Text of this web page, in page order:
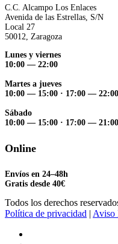
C.C. Alcampo Los Enlaces
Avenida de las Estrellas, S/N
Local 27
50012, Zaragoza
Lunes y viernes
10:00 — 22:00
Martes a jueves
10:00 — 15:00 · 17:00 — 22:00
Sábado
10:00 — 15:00 · 17:00 — 21:00
Online
Envíos en 24–48h
Gratis desde 40€
Todos los derechos
Política de privacidad | Aviso